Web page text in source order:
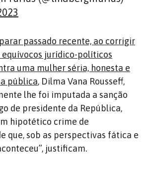
passado recente, ao corrigir
equívocos jurídico-políticos
uma mulher séria, honesta e
pública, Dilma Vana Rousseff,
lhe foi imputada a sanção
de presidente da República,
hipotético crime de
que, sob as perspectivas fática e
justificam.